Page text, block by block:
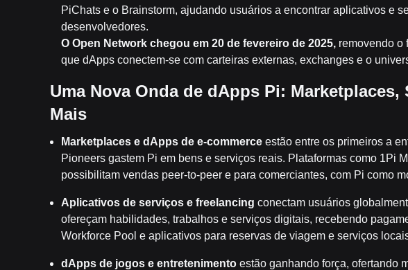
PiChats e o Brainstorm, ajudando usuários a encontrar aplicativos e
desenvolvedores.
O Open Network chegou em 20 de fevereiro de 2025, removendo o
que dApps conectem-se com carteiras externas, exchanges e o
Uma Nova Onda de dApps Pi: Marketplaces,
Mais
Marketplaces e dApps de e-commerce estão entre os primeiros a
Pioneers gastem Pi em bens e serviços reais. Plataformas como 1Pi
possibilitam vendas peer-to-peer e para comerciantes, com Pi como
Aplicativos de serviços e freelancing conectam usuários
ofereçam habilidades, trabalhos e serviços digitais, recebendo
Workforce Pool e aplicativos para reservas de viagem e serviços
dApps de jogos e entretenimento estão ganhando força, ofertando